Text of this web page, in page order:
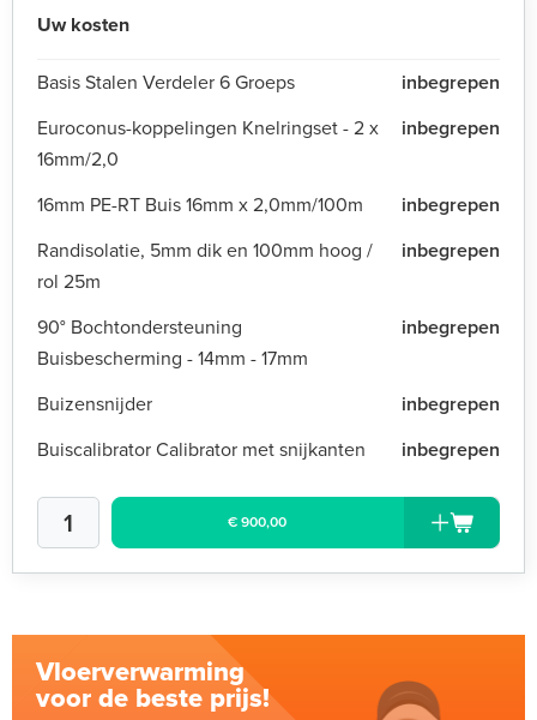
Uw kosten
Basis Stalen Verdeler 6 Groeps
inbegrepen
Euroconus-koppelingen Knelringset - 2 x
16mm/2,0
inbegrepen
16mm PE-RT Buis 16mm x 2,0mm/100m
inbegrepen
Randisolatie, 5mm dik en 100mm hoog /
rol 25m
inbegrepen
90° Bochtondersteuning
Buisbescherming - 14mm - 17mm
inbegrepen
Buizensnijder
inbegrepen
Buiscalibrator Calibrator met snijkanten
inbegrepen
€ 900,00
Vloerverwarming
voor de beste prijs!